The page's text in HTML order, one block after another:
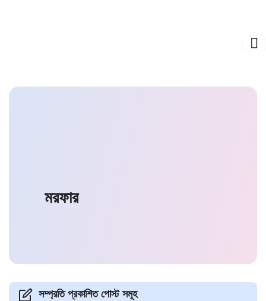
মরফার
সম্প্রতি প্রকাশিত পোস্ট সমূহ